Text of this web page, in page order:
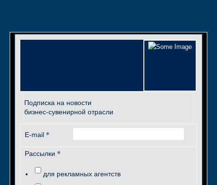
Подписка на новости
бизнес-сувенирной отрасли
E-mail *
Рассылки *
для рекламных агентств